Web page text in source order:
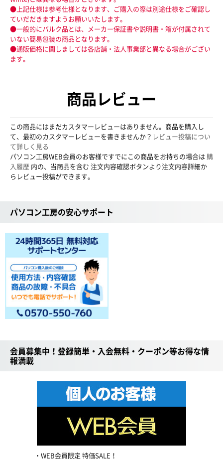
●上記仕様は参考仕様となります、ご購入の際は別途仕様をご確認し
ていだだきますようお願いいたします。
●一般的にバルク品とは、メーカー保証書や説明書・箱が付属されて
いない簡易包装の商品となります。
●通販価格に関しましては各店舗・法人事業部と異なる場合がござい
ます。
商品レビュー
この商品にはまだカスタマーレビューはありません。商品を購入し
て、最初のカスタマーレビューを書きませんか？ レビュー投稿につい
て詳しく見る
パソコン工房WEB会員のお客様ですでにこの商品をお持ちの場合は 購
入履歴 内の、当商品を含む 注文内容確認ボタンより注文内容詳細か
らレビュー投稿ができます。
パソコン工房の安心サポート
会員募集中！登録簡単・入会無料・クーポン等お得な情
報満載
WEB会員限定 特価SALE！